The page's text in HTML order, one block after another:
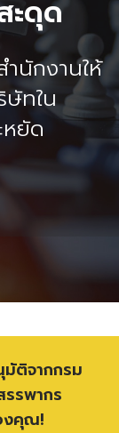
มือน,
การจด
ศไทย
รเริ่มต้น
ะดุด
นักงานให้
ษัทใน
หยัด
า
ล้ววันนี้
ณ
นตัว, โต๊ะ
ะชุม | พื้นที่
มัติจากกรม
รพากร
งคุณ!